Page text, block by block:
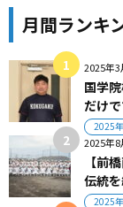
月間ランキ
2025年3
国学
だけで
2025
2025年8
【前
伝統
2025